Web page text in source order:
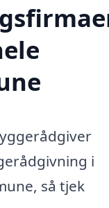
i
så tjek